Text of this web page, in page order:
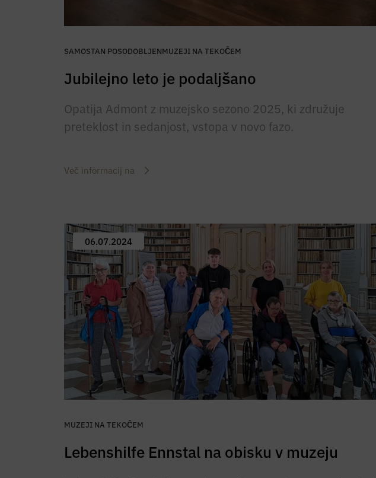
SAMOSTAN POSODOBLJENMUZEJI NA TEKOČEM
Jubilejno leto je podaljšano
Opatija Admont z muzejsko sezono 2025, ki združuje
preteklost in sedanjost, vstopa v novo fazo.
Več informacij na
06.07.2024
MUZEJI NA TEKOČEM
Lebenshilfe Ennstal na obisku v muzeju